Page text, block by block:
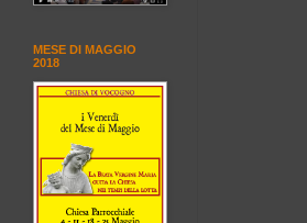
MESE DI MAGGIO
2018